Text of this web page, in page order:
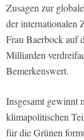
Zusagen zur
der internationalen
Frau Baerbock auf
Milliarden
Bemerkenswert.
Insgesamt gewinnt
klimapolitischen
für die Grünen